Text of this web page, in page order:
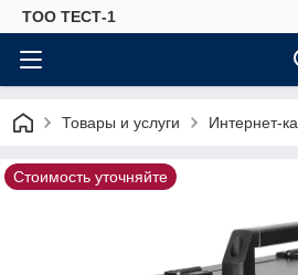
ТОО ТЕСТ-1
Товары и услуги Интернет-
Стоимость уточняйте